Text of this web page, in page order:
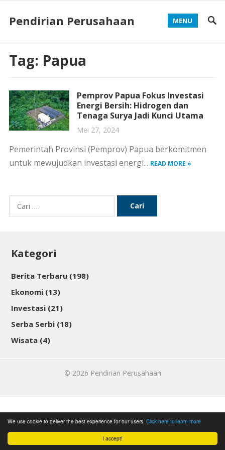
I accept!
We use cookie to deliver the best experience for our users. Click here to learn more
Pendirian Perusahaan MENU
Tag: Papua
Pemprov Papua Fokus Investasi
Energi Bersih: Hidrogen dan
Tenaga Surya Jadi Kunci Utama
Mei 27, 2024
Pemerintah Provinsi (Pemprov) Papua berkomitmen
untuk mewujudkan investasi energi... READ MORE »
Cari
untuk:
Kategori
Berita Terbaru (198)
Ekonomi (13)
Investasi (21)
Serba Serbi (18)
Wisata (4)
© 2026 Pendirian Perusahaan